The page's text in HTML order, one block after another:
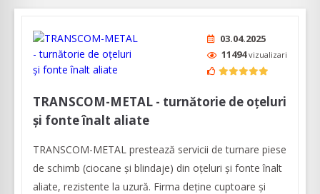
03.04.2025
11494vizualizari
TRANSCOM-METAL - turnătorie de oțeluri
și fonte înalt aliate
TRANSCOM-METAL prestează servicii de turnare piese
de schimb (ciocane şi blindaje) din oţeluri şi fonte înalt
aliate, rezistente la uzură. Firma deține cuptoare și